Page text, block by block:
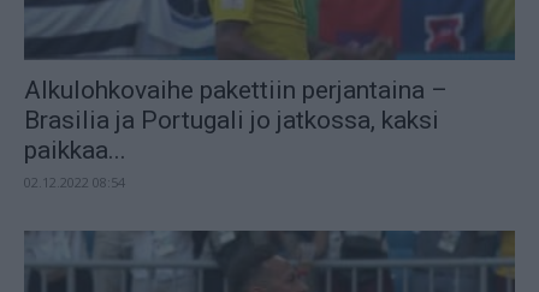
Alkulohkovaihe pakettiin perjantaina –
Brasilia ja Portugali jo jatkossa, kaksi
paikkaa...
02.12.2022 08:54